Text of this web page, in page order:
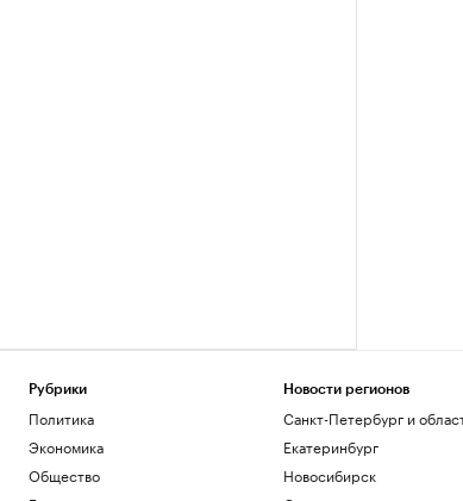
Рубрики
Политика
Экономика
Общество
Новости регионов
Санкт-Петербург и
Екатеринбург
Новосибирск